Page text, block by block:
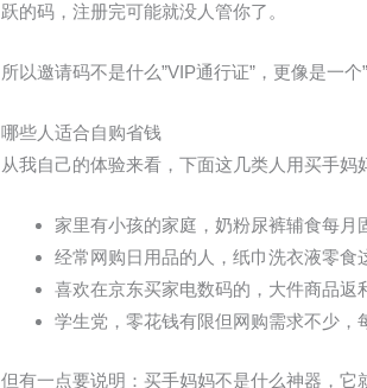
跃的码，注册完可能就没人管你了。
所以邀请码不是什么”VIP通行证”，更像是一
哪些人适合自购省钱
从我自己的体验来看，下面这几类人用买手妈
家里有小孩的家庭，奶粉尿裤辅食每月
经常网购日用品的人，纸巾洗衣液零食
喜欢在京东买家电数码的，大件商品返
学生党，零花钱有限但网购需求不少，
但有一点要说明：买手妈妈不是什么神器，它